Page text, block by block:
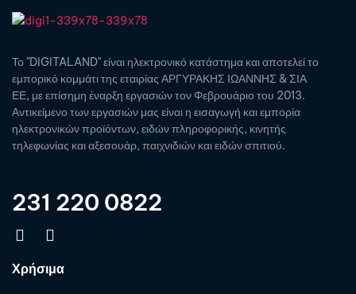
Το "DIGITALAND" είναι ηλεκτρονικό κατάστημα και αποτελεί το
εμπορικό κομμάτι της εταιρίας ΑΡΓΥΡΑΚΗΣ ΙΩΑΝΝΗΣ & ΣΙΑ
ΕΕ, με επίσημη έναρξη εργασιών τον Φεβρουάριο του 2013.
Αντικείμενο των εργασιών μας είναι η εισαγωγή και εμπορία
ηλεκτρονικών προϊόντων, ειδών πληροφορικής, κινητής
τηλεφωνίας και αξεσουάρ, παιχνιδιών και ειδών σπιτιού.
231 220 0822
Χρήσιμα